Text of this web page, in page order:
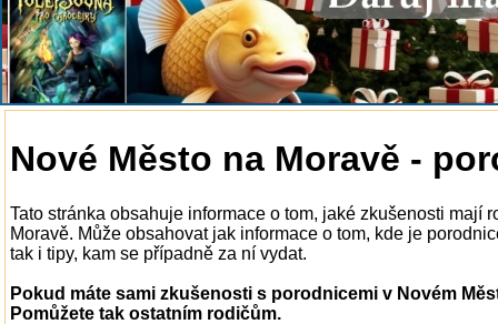
Nové Město na Moravě -
Tato stránka obsahuje informace o tom, jaké zkušenosti mají
Moravě. Může obsahovat jak informace o tom, kde je
tak i tipy, kam se případně za ní vydat.
Pokud máte sami zkušenosti s porodnicemi v Novém
Pomůžete tak ostatním rodičům.